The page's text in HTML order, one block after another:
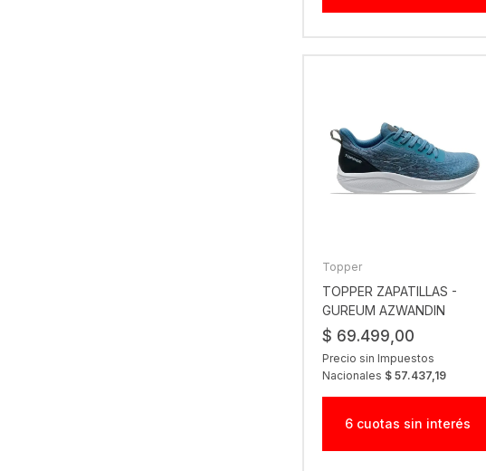
Topper
TOPPER ZAPATILLAS -
GUREUM AZWANDIN
$ 69.499,00
Precio sin Impuestos
Nacionales $ 57.437,19
6 cuotas sin interés